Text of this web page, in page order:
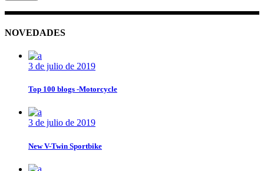
NOVEDADES
3 de julio de 2019
Top 100 blogs -Motorcycle
3 de julio de 2019
New V-Twin Sportbike